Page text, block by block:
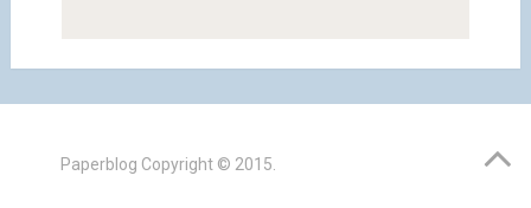
Paperblog Copyright © 2015.